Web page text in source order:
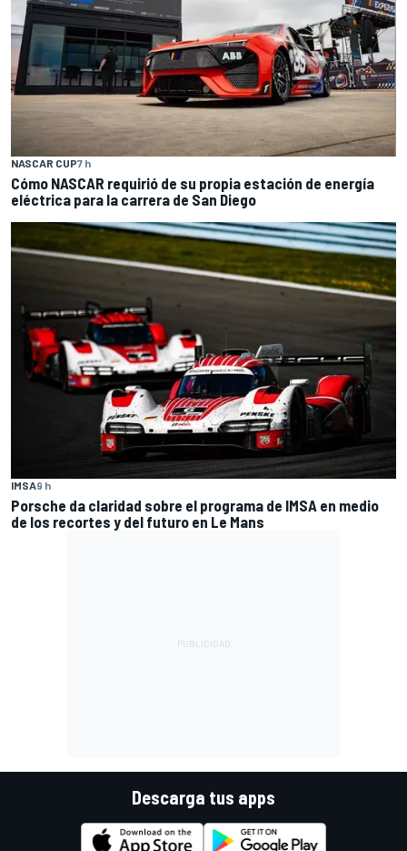
NASCAR CUP7 h
Cómo NASCAR requirió de su propia estación de energía
eléctrica para la carrera de San Diego
IMSA9 h
Porsche da claridad sobre el programa de IMSA en medio
de los recortes y del futuro en Le Mans
Descarga tus apps